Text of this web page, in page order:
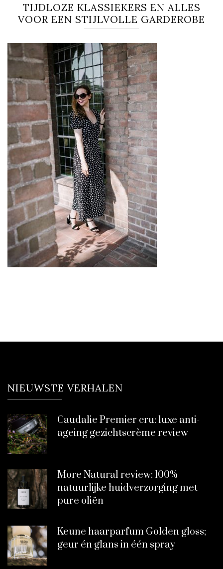
TIJDLOZE KLASSIEKERS EN ALLES
VOOR EEN STIJLVOLLE GARDEROBE
NIEUWSTE VERHALEN
Caudalie Premier cru: luxe anti-
ageing gezichtscrème review
More Natural review: 100%
natuurlijke huidverzorging met
pure oliën
Keune haarparfum Golden gloss;
geur én glans in één spray